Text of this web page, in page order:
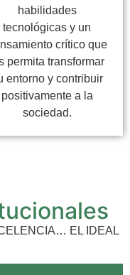
habilidades
tecnológicas y un
crítico que
permita transformar
entorno y contribuir
positivamente a la
sociedad.
EL IDEAL